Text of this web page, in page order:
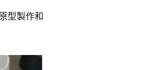
型製作和